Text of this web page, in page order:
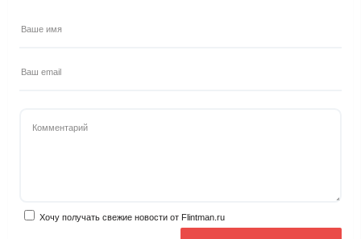
Хочу получать свежие новости от Flintman.ru